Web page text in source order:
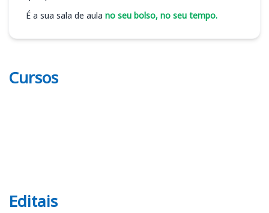
É a sua sala de aula no seu bolso, no seu tempo.
Cursos
Editais SAAE
Editais